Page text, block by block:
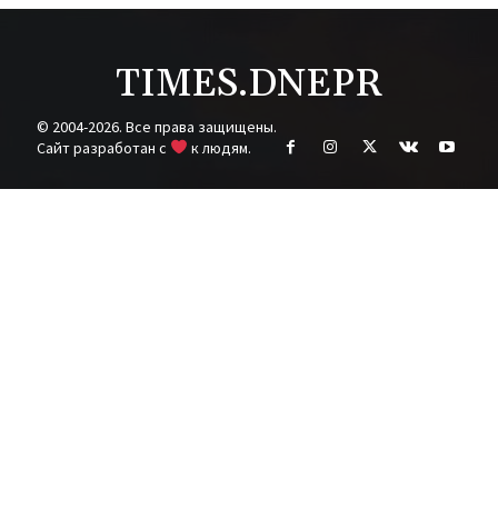
TIMES.DNEPR
© 2004-2026. Все права защищены.
Cайт разработан с
к людям.